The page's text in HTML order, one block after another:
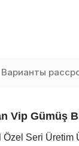
Варианты
Vip Gümüş
Seri Üretim